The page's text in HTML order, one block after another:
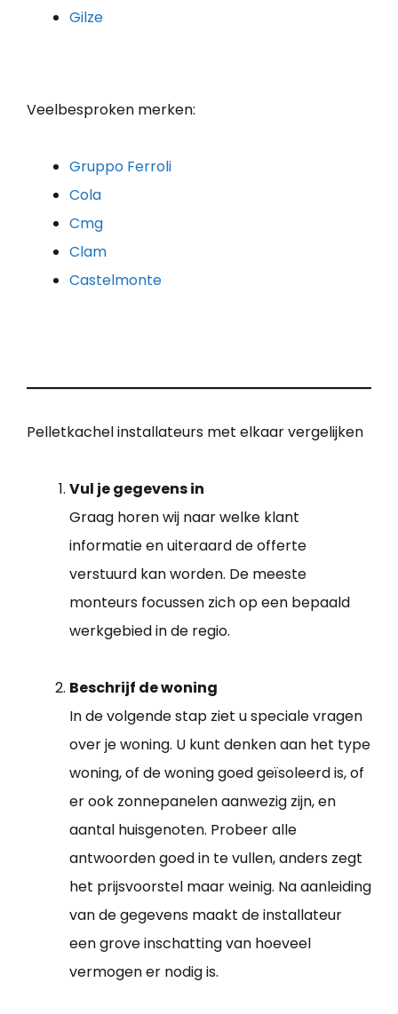
Gilze
Veelbesproken merken:
Gruppo Ferroli
Cola
Cmg
Clam
Castelmonte
Pelletkachel installateurs met elkaar vergelijken
Vul je gegevens in
Graag horen wij naar welke klant
informatie en uiteraard de offerte
verstuurd kan worden. De meeste
monteurs focussen zich op een bepaald
werkgebied in de regio.
Beschrijf de woning
In de volgende stap ziet u speciale vragen
over je woning. U kunt denken aan het type
woning, of de woning goed geïsoleerd is, of
er ook zonnepanelen aanwezig zijn, en
aantal huisgenoten. Probeer alle
antwoorden goed in te vullen, anders zegt
het prijsvoorstel maar weinig. Na aanleiding
van de gegevens maakt de installateur
een grove inschatting van hoeveel
vermogen er nodig is.